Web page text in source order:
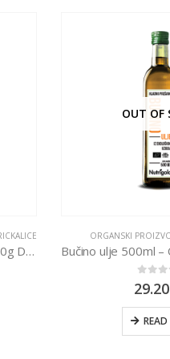
Čokolada tamna – Organska 100g Dennree
OUT OF
ORGANSKI
0 out
29.20